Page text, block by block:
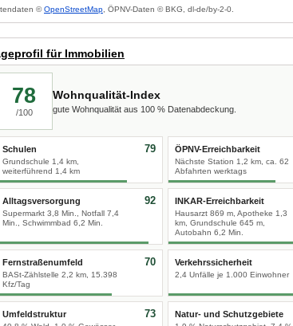
©OpenStreetMap , ÖPNV-Daten © BKG, dl-de/by-2-0.
für Immobilien
78
/100
Wohnqualität-Index
gute Wohnqualität aus 100 % Datenabdeckung.
Schulen
Grundschule 1,4 km,
weiterführend 1,4 km
79 ÖPNV-Erreichbarkeit
Nächste Station 1,2 km, ca. 62
Abfahrten werktags
Alltagsversorgung
Supermarkt 3,8 Min., Notfall 7,4
Min., Schwimmbad 6,2 Min.
92 INKAR-Erreichbarkeit
Hausarzt 869 m, Apotheke 1,3
km, Grundschule 645 m,
Autobahn 6,2 Min.
Fernstraßenumfeld
BASt-Zählstelle 2,2 km, 15.398
Kfz/Tag
70 Verkehrssicherheit
2,4 Unfälle je 1.000 Einwohner
Umfeldstruktur 73 Natur- und Schutzgebiete